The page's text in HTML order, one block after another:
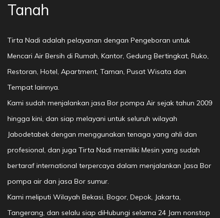
Tanah
Tirta Nadi adalah pelayanan dengan Pengeboran untuk
Mencari Air Bersih di Rumah, Kantor, Gedung Bertingkat, Ruko,
Restoran, Hotel, Apartment, Taman, Pusat Wisata dan
Tempat lainnya.
Kami sudah menjalankan jasa Bor pompa Air sejak tahun 2009
hingga kini, dan siap melayani untuk seluruh wilayah
Jabodetabek dengan menggunakan tenaga yang ahli dan
profesional, dan juga Tirta Nadi memiliki Mesin yang sudah
bertaraf international terpercaya dalam menjalankan Jasa Bor
pompa air dan jasa Bor sumur.
Kami meliputi Wilayah Bekasi, Bogor, Depok, Jakarta,
Tangerang, dan selalu siap diHubungi selama 24 Jam nonstop